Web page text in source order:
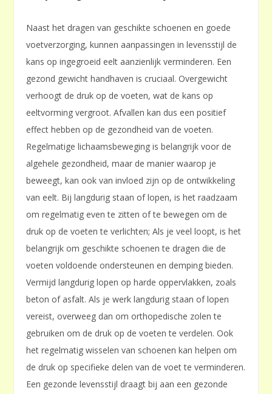
Naast het dragen van geschikte schoenen en goede
voetverzorging, kunnen aanpassingen in levensstijl de
kans op ingegroeid eelt aanzienlijk verminderen. Een
gezond gewicht handhaven is cruciaal. Overgewicht
verhoogt de druk op de voeten, wat de kans op
eeltvorming vergroot. Afvallen kan dus een positief
effect hebben op de gezondheid van de voeten.
Regelmatige lichaamsbeweging is belangrijk voor de
algehele gezondheid, maar de manier waarop je
beweegt, kan ook van invloed zijn op de ontwikkeling
van eelt. Bij langdurig staan of lopen, is het raadzaam
om regelmatig even te zitten of te bewegen om de
druk op de voeten te verlichten; Als je veel loopt, is het
belangrijk om geschikte schoenen te dragen die de
voeten voldoende ondersteunen en demping bieden.
Vermijd langdurig lopen op harde oppervlakken, zoals
beton of asfalt. Als je werk langdurig staan of lopen
vereist, overweeg dan om orthopedische zolen te
gebruiken om de druk op de voeten te verdelen. Ook
het regelmatig wisselen van schoenen kan helpen om
de druk op specifieke delen van de voet te verminderen.
Een gezonde levensstijl draagt bij aan een gezonde